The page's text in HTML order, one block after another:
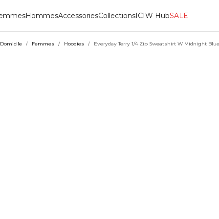
HommesAccessoriesCollectionsICIW HubSALE
Domicile / Femmes / Hoodies / Everyday Terry 1/4 Zip Sweatshirt W Midnight Blue